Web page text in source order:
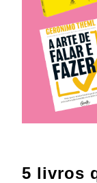
5 livros